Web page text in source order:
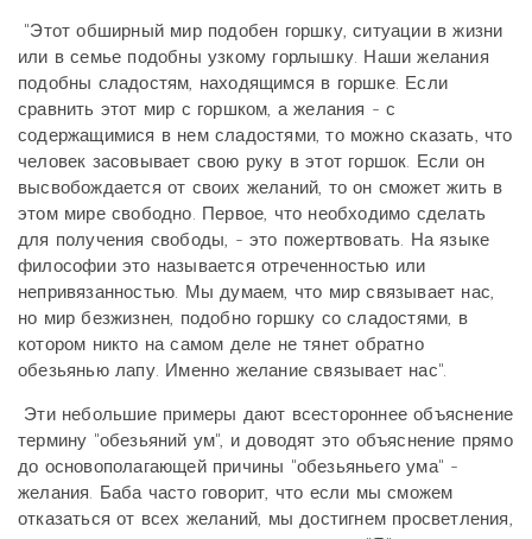
"Этот обширный мир подобен горшку, ситуации в жизни
или в семье подобны узкому горлышку. Наши желания
подобны сладостям, находящимся в горшке. Если
сравнить этот мир с горшком, а желания - с
содержащимися в нем сладостями, то можно сказать, что
человек засовывает свою руку в этот горшок. Если он
высвобождается от своих желаний, то он сможет жить в
этом мире свободно. Первое, что необходимо сделать
для получения свободы, - это пожертвовать. На языке
философии это называется отреченностью или
непривязанностью. Мы думаем, что мир связывает нас,
но мир безжизнен, подобно горшку со сладостями, в
котором никто на самом деле не тянет обратно
обезьянью лапу. Именно желание связывает нас".
Эти небольшие примеры дают всестороннее объяснение
термину "обезьяний ум", и доводят это объяснение прямо
до основополагающей причины "обезьяньего ума" -
желания. Баба часто говорит, что если мы сможем
отказаться от всех желаний, мы достигнем просветления,